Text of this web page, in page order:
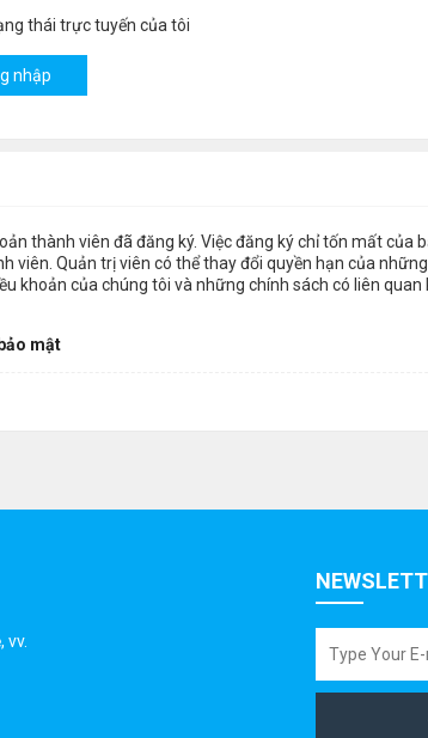
thái trực tuyến của tôi
thành viên đã đăng ký. Việc đăng ký chỉ tốn mất
viên. Quản trị viên có thể thay đổi quyền hạn của
khoản của chúng tôi và những chính sách có liên
mật
vv.